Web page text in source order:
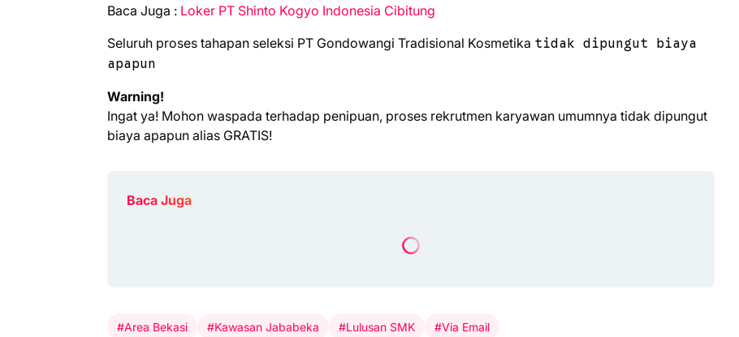
Bаса Jugа : Loker PT Shinto Kogyo Indonesia Cibitung
Seluruh proses tahapan seleksi PT Gondowangi Trаdіѕіоnаl Kosmetika tidak dipungut biaya
apapun
Warning!
Ingat ya! Mohon waspada terhadap penipuan, proses rekrutmen karyawan umumnya tidak dipungut
biaya apapun alias GRATIS!
Baca Juga
#Area Bekasi #Kawasan Jababeka #Lulusan SMK #Via Email